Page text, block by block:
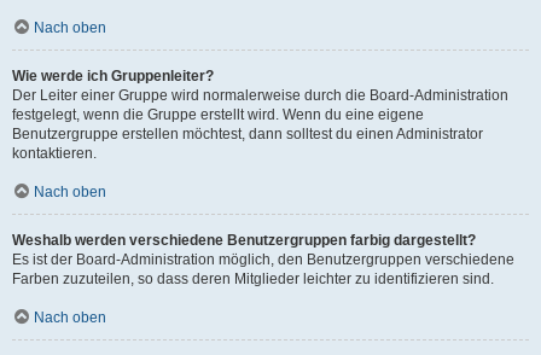
Nach oben
Wie werde ich Gruppenleiter?
Der Leiter einer Gruppe wird normalerweise durch die Board-Administration
festgelegt, wenn die Gruppe erstellt wird. Wenn du eine eigene
Benutzergruppe erstellen möchtest, dann solltest du einen Administrator
kontaktieren.
Nach oben
Weshalb werden verschiedene Benutzergruppen farbig dargestellt?
Es ist der Board-Administration möglich, den Benutzergruppen verschiedene
Farben zuzuteilen, so dass deren Mitglieder leichter zu identifizieren sind.
Nach oben